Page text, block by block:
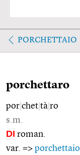
PORCHETTAIO
porchettaro
por chet tà ro
s.m.
DI roman.
var. => porchettaio